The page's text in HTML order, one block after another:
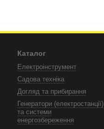
Каталог
Електроінструмент
Садова техніка
Догляд та прибирання
Генератори (електростанції)
та системи
енергозбереження